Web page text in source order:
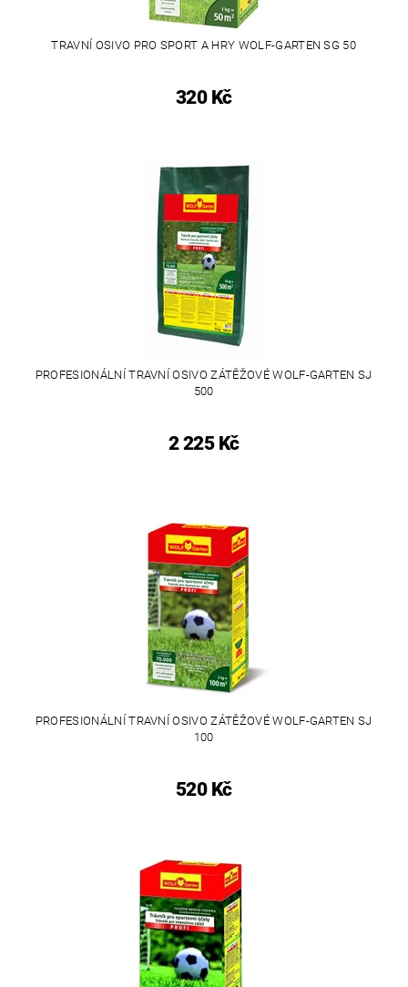
TRAVNÍ OSIVO PRO SPORT A HRY WOLF-GARTEN SG 50
320 Kč
PROFESIONÁLNÍ TRAVNÍ OSIVO ZÁTĚŽOVÉ WOLF-GARTEN SJ
500
2 225 Kč
PROFESIONÁLNÍ TRAVNÍ OSIVO ZÁTĚŽOVÉ WOLF-GARTEN SJ
100
520 Kč